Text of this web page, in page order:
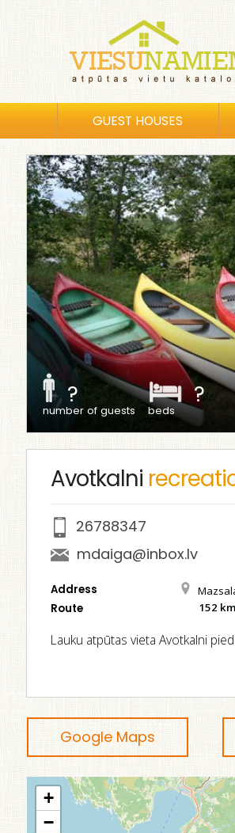
GUEST HOUSES
?
number of guests
?
beds
Avotkalni
26788347
mdaiga@inbox.lv
Address
Route 152 km
Lauku atpūtas vieta Avotkalni
Google Maps
+
−